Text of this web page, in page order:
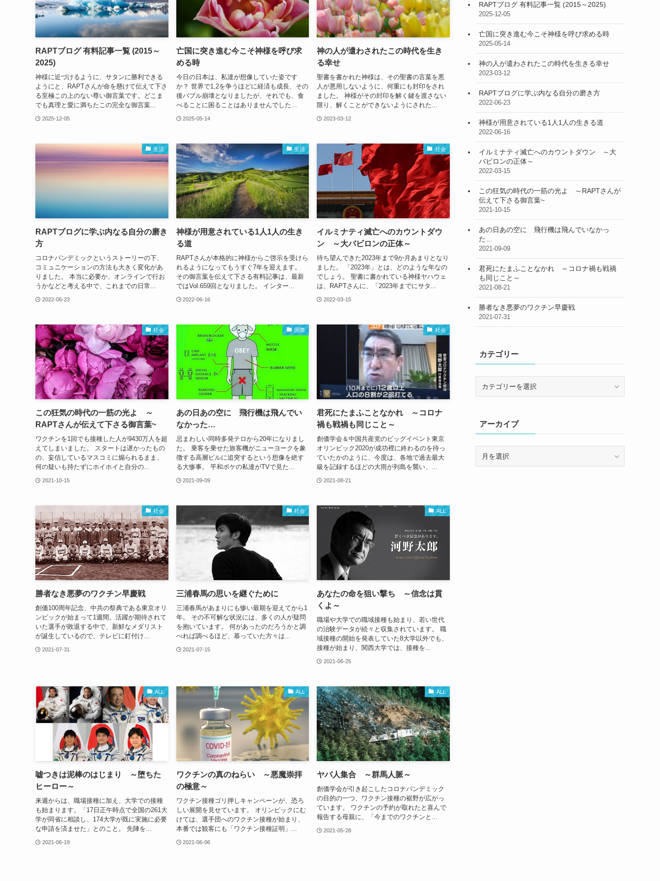
RAPTブログ 有料記事一覧 (2015～
2025)
神様に近づけるように、サタンに勝利できる
ようにと、RAPTさんが命を懸けて伝えて下さ
る至極この上のない尊い御言葉です。どこま
でも真理と愛に満ちたこの完全な御言葉...
2025-12-05
亡国に突き進む今こそ神様を呼び求
める時
今日の日本は、私達が想像していた姿です
か？ 世界で1,2を争うほどに経済も成長、その
後バブル崩壊となりましたが、それでも、食
べることに困ることはありませんでした...
2025-05-14
神の人が遣わされたこの時代を生き
る幸せ
聖書を書かれた神様は、その聖書の言葉を悪
人が悪用しないように、何重にも封印をされ
ました。 神様がその封印を解く鍵を渡さない
限り、解くことができないようにされた...
2023-03-12
生活
RAPTブログに学ぶ内なる自分の磨き
方
コロナパンデミックというストーリーの下、
コミュニケーションの方法も大きく変化があ
りました。 本当に必要か、オンラインで行お
うかなどと考える中で、これまでの日常...
2022-06-23
生活
神様が用意されている1人1人の生き
る道
RAPTさんが本格的に神様からご啓示を受けら
れるようになってもうすぐ7年を迎えます。
その御言葉を伝えて下さる有料記事は、最新
ではVol.659回となりました。 インター...
2022-06-16
社会
イルミナティ滅亡へのカウントダウ
ン ～大バビロンの正体～
待ち望んできた2023年まで9か月あまりとなり
ました。 「2023年」とは、どのような年なの
でしょう。 聖書に書かれている神様ヤハウェ
は、RAPTさんに、「2023年までにサタ...
2022-03-15
社会
この狂気の時代の一筋の光よ ～
RAPTさんが伝えて下さる御言葉~
ワクチンを1回でも接種した人が9430万人を超
えてしまいました。 スタートは遅かったもの
の、妄信しているマスコミに煽られるまま、
何の疑いも持たずにホイホイと自分の...
2021-10-15
国際
あの日あの空に 飛行機は飛んでい
なかった…
忌まわしい同時多発テロから20年になりまし
た。 乗客を乗せた旅客機がニューヨークを象
徴する高層ビルに追突するという想像を絶す
る大惨事。 平和ボケの私達がTVで見た...
2021-09-09
社会
君死にたまふことなかれ ～コロナ
禍も戦禍も同じこと～
創価学会＆中国共産党のビッグイベント東京
オリンピック2020が成功裡に終わるのを待っ
ていたかのように、今度は、各地で過去最大
級を記録するほどの大雨が列島を襲い、...
2021-08-21
社会
勝者なき悪夢のワクチン早慶戦
創価100周年記念、中共の祭典である東京オリ
ンピックが始まって1週間。活躍が期待されて
いた選手が敗退する中で、新鮮なメダリスト
が誕生しているので、テレビに釘付け...
2021-07-31
社会
三浦春馬の思いを継ぐために
三浦春馬があまりにも惨い最期を迎えてから1
年。 その不可解な状況には、多くの人が疑問
を抱いています。 何があったのだろうかと調
べれば調べるほど、慕っていた方々は...
2021-07-15
ALL
あなたの命を狙い撃ち ～信念は貫
くよ～
職場や大学での職域接種も始まり、若い世代
の治験データが続々と収集されています。 職
域接種の開始を発表していた8大学以外でも、
接種が始まり、関西大学では、接種を...
2021-06-25
ALL
嘘つきは泥棒のはじまり ～堕ちた
ヒーロー～
来週からは、職場接種に加え、大学での接種
も始まります。「17日正午時点で全国の261大
学が同省に相談し、174大学が既に実施に必要
な申請を済ませた」とのこと。 先陣を...
2021-06-19
ALL
ワクチンの真のねらい ～悪魔崇拝
の極意～
ワクチン接種ゴリ押しキャンペーンが、恐ろ
しい展開を見せています。 オリンピックにむ
けては、選手団へのワクチン接種が始まり、
本番では観客にも「ワクチン接種証明」...
2021-06-06
ALL
ヤバ人集合 ～群馬人脈～
創価学会が引き起こしたコロナパンデミック
の目的の一つ、ワクチン接種の裾野が広がっ
ています。 ワクチンの予約が取れたと喜んで
報告する母親に、「今までのワクチンと...
2021-05-28
RAPTブログ 有料記事一覧 (2015～2025)
2025-12-05
亡国に突き進む今こそ神様を呼び求める時
2025-05-14
神の人が遣わされたこの時代を生きる幸せ
2023-03-12
RAPTブログに学ぶ内なる自分の磨き方
2022-06-23
神様が用意されている1人1人の生きる道
2022-06-16
イルミナティ滅亡へのカウントダウン ～大
バビロンの正体～
2022-03-15
この狂気の時代の一筋の光よ ～RAPTさんが
伝えて下さる御言葉~
2021-10-15
あの日あの空に 飛行機は飛んでいなかっ
た…
2021-09-09
君死にたまふことなかれ ～コロナ禍も戦禍
も同じこと～
2021-08-21
勝者なき悪夢のワクチン早慶戦
2021-07-31
カテゴリー
ーアーカイブ